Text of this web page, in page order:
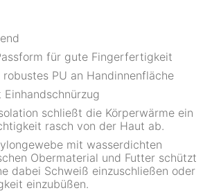
für gute Fingerfertigkeit
PU an Handinnenfläche
schließt die Körperwärme ein
rasch von der Haut ab.
mit wasserdichten
Obermaterial und Futter schützt
dabei Schweiß einzuschließen oder
einzubüßen.